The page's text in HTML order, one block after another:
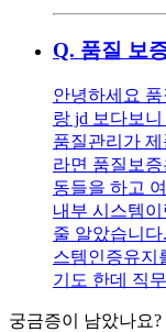
Q. 품질 보
안녕하세요
랑 jd 보다보
품질관리가
라면 품질보
동들을 하고
내부 시스템
줄 알았습니
스템인증유지
기도 한데 직
궁금증이 남았나요?